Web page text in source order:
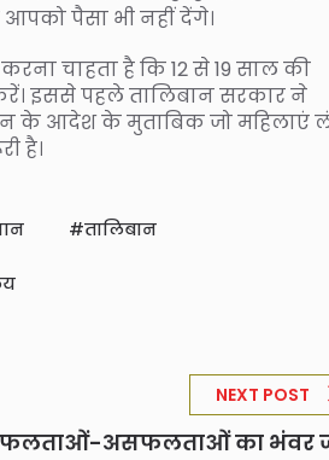
पैसा भी नहीं देंगे।
चाहता है कि 12 से 19 साल की
इससे पहले तालिबान सरकार ने
के आदेश के मुताबिक जो महिलाएं
है।
तालिबान
NEXT POST
असफलताओं का भंवर